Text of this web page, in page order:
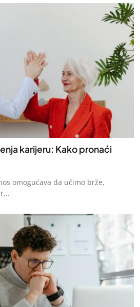
karijeru: Kako pronaći
omogućava da učimo brže,